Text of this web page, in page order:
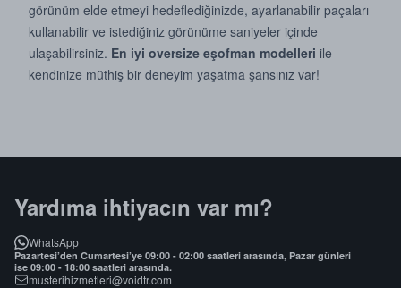
görünüm elde etmeyi hedeflediğinizde, ayarlanabilir paçaları
kullanabilir ve istediğiniz görünüme saniyeler içinde
ulaşabilirsiniz. En iyi oversize eşofman modelleri ile
kendinize müthiş bir deneyim yaşatma şansınız var!
Yardıma ihtiyacın var mı?
WhatsApp
Pazartesi’den Cumartesi’ye 09:00 - 02:00 saatleri arasında, Pazar günleri
ise 09:00 - 18:00 saatleri arasında.
musterihizmetleri@voidtr.com